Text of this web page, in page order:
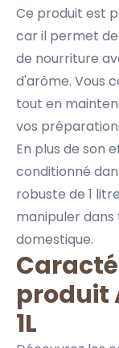
Ce produit est
car il permet
de nourriture
d'arôme. Vous
tout en
vos
En plus de son
conditionné
robuste de 1
manipuler
domestique.
produit
1L